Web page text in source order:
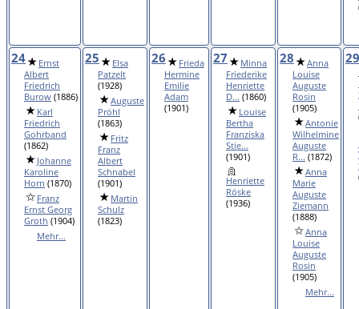
24
Ernst
Albert
Friedrich
Burow (1886)
Karl
Friedrich
Gohrband
(1862)
Johanne
Karoline
Horn (1870)
Franz
Ernst Georg
Groth (1904)
Mehr...
25
Elsa
Patzelt
(1928)
Auguste
Pröhl
(1863)
Fritz
Franz
Albert
Schnabel
(1901)
Martin
Schulz
(1823)
26
Frieda
Hermine
Emilie
Adam
(1901)
27
Minna
Friederike
Henriette
D... (1860)
Louise
Bertha
Franziska
Stie...
(1901)
Henriette
Röske
(1936)
28
Anna
Louise
Auguste
Rosin
(1905)
Antonie
Wilhelmine
Auguste
R... (1872)
Anna
Marie
Auguste
Ziemann
(1888)
Anna
Louise
Auguste
Rosin
(1905)
Mehr...
29